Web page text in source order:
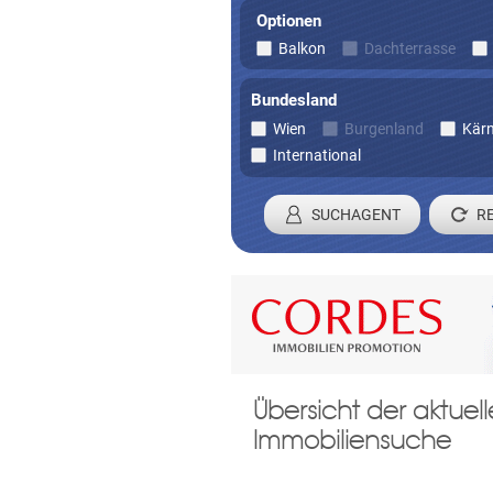
Optionen
Balkon Dachterrasse
Bundesland
Wien Burgenland
International
SUCHAGENT
Registrieren
Damit wir ihre Anfrage
Übersicht der
Immobiliensuche